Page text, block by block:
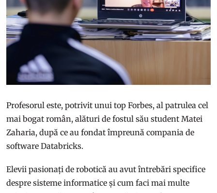
Profesorul este, potrivit unui top Forbes, al patrulea cel
mai bogat român, alături de fostul său student Matei
Zaharia, după ce au fondat împreună compania de
software Databricks.
Elevii pasionați de robotică au avut întrebări specifice
despre sisteme informatice și cum faci mai multe